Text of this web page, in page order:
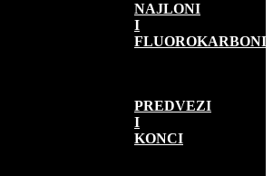
NAJLONI
I
FLUOROKARBONI
PREDVEZI
I
KONCI